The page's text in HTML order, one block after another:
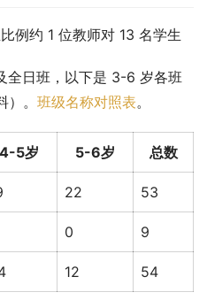
例约 1 位教师对 13 名学生
全日班，以下是 3-6 岁各班
。 班级名称对照表。
4-5岁 5-6岁 总数
22 53
0 9
12 54